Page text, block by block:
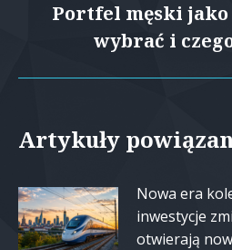
Portfel męski
wybrać i
Artykuły
Nowa era
inwestycje
otwierają